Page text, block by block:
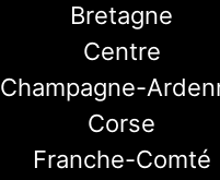
Bretagne
Centre
Champagne-
Corse
Franche-Comté